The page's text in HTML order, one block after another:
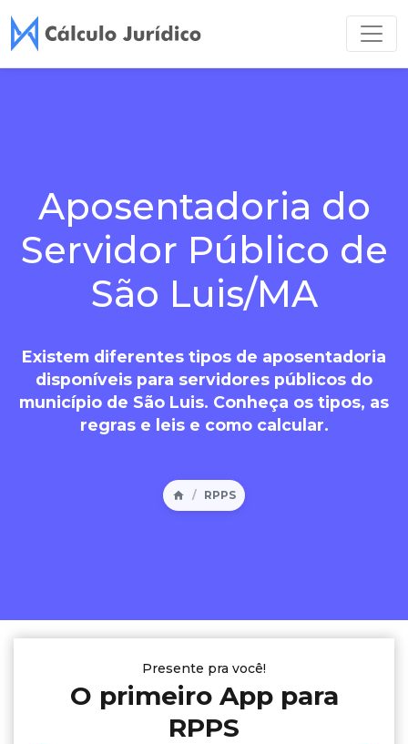
Aposentadoria do
Servidor Público de
São Luis/MA
Existem diferentes tipos de aposentadoria
disponíveis para servidores públicos do
município de São Luis. Conheça os tipos, as
regras e leis e como calcular.
RPPS
Presente pra você!
O primeiro App para
RPPS